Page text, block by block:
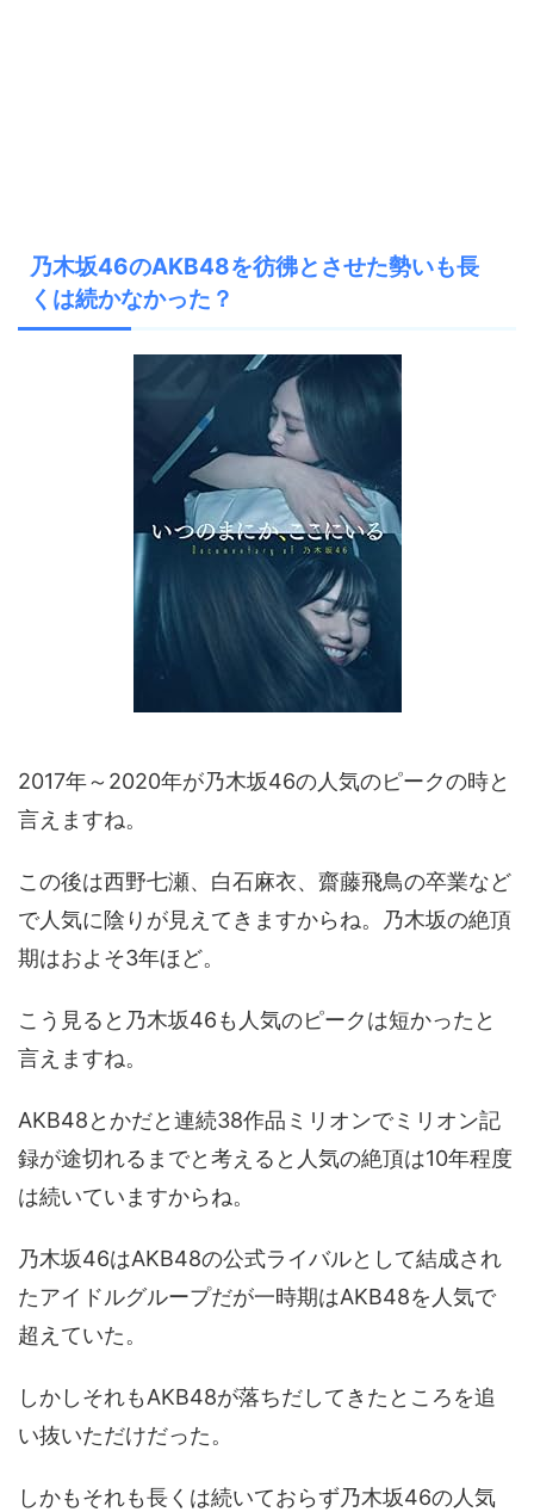
乃木坂46のAKB48を彷彿とさせた勢いも長
くは続かなかった？
2017年～2020年が乃木坂46の人気のピークの時と
言えますね。
この後は西野七瀬、白石麻衣、齋藤飛鳥の卒業など
で人気に陰りが見えてきますからね。乃木坂の絶頂
期はおよそ3年ほど。
こう見ると乃木坂46も人気のピークは短かったと
言えますね。
AKB48とかだと連続38作品ミリオンでミリオン記
録が途切れるまでと考えると人気の絶頂は10年程度
は続いていますからね。
乃木坂46はAKB48の公式ライバルとして結成され
たアイドルグループだが一時期はAKB48を人気で
超えていた。
しかしそれもAKB48が落ちだしてきたところを追
い抜いただけだった。
しかもそれも長くは続いておらず乃木坂46の人気